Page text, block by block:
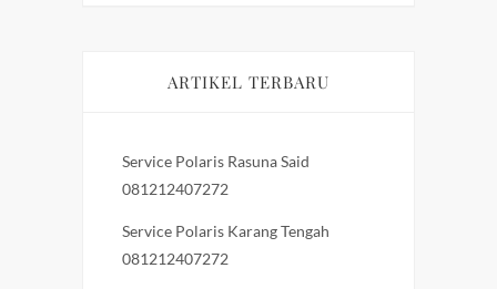
ARTIKEL TERBARU
Service Polaris Rasuna Said
081212407272
Service Polaris Karang Tengah
081212407272